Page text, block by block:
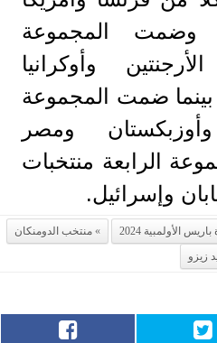
وضمت المجموعة
وأوكرانيا
بينما ضمت المجموعة
وأوزبكستان ومصر
الرابعة منتخبات
وإسرائيل.
الأولمبية 2024
منتخب الدومنكان
زيزو